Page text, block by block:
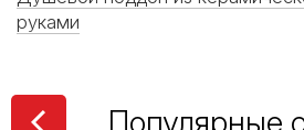
руками
Популярные